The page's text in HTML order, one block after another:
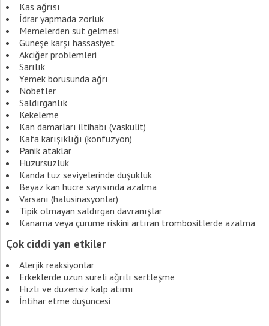
Kas ağrısı
İdrar yapmada zorluk
Memelerden süt gelmesi
Güneşe karşı hassasiyet
Akciğer problemleri
Sarılık
Yemek borusunda ağrı
Nöbetler
Saldırganlık
Kekeleme
Kan damarları iltihabı (vaskülit)
Kafa karışıklığı (konfüzyon)
Panik ataklar
Huzursuzluk
Kanda tuz seviyelerinde düşüklük
Beyaz kan hücre sayısında azalma
Varsanı (halüsinasyonlar)
Tipik olmayan saldırgan davranışlar
Kanama veya çürüme riskini artıran trombositlerde azalma
Çok ciddi yan etkiler
Alerjik reaksiyonlar
Erkeklerde uzun süreli ağrılı sertleşme
Hızlı ve düzensiz kalp atımı
İntihar etme düşüncesi